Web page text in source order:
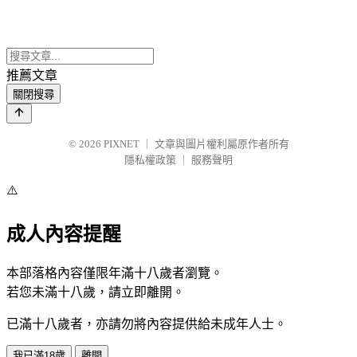
推薦文章
關閉搜尋
© 2026 PIXNET
文章與圖片權利屬原作者所有
隱私權政策
服務聲明
⚠️
成人內容提醒
本部落格內容僅限年滿十八歲者瀏覽。
若您未滿十八歲，請立即離開。
已滿十八歲者，亦請勿將內容提供給未成年人士。